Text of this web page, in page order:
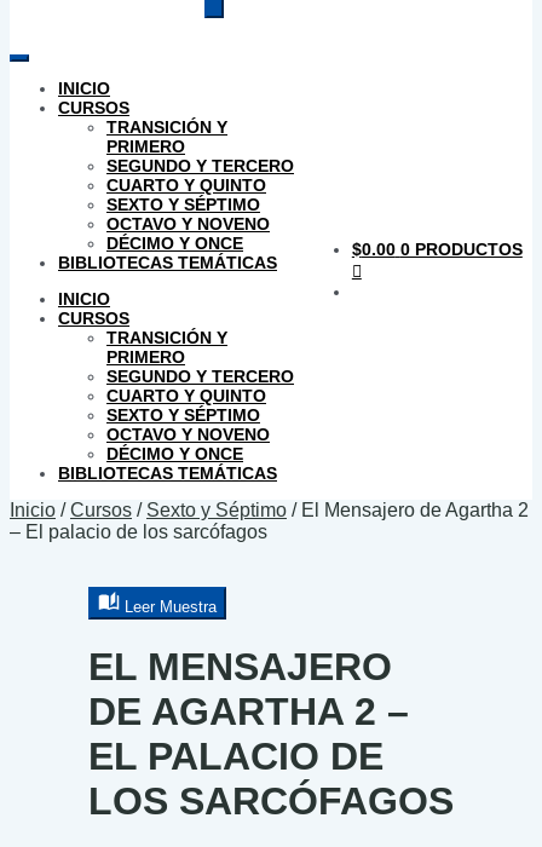
productos
INICIO
CURSOS
TRANSICIÓN Y
PRIMERO
SEGUNDO Y TERCERO
CUARTO Y QUINTO
SEXTO Y SÉPTIMO
OCTAVO Y NOVENO
DÉCIMO Y ONCE
BIBLIOTECAS TEMÁTICAS
INICIO
CURSOS
TRANSICIÓN Y
PRIMERO
SEGUNDO Y TERCERO
CUARTO Y QUINTO
SEXTO Y SÉPTIMO
OCTAVO Y NOVENO
DÉCIMO Y ONCE
BIBLIOTECAS TEMÁTICAS
$0.00 0 PRODUCTOS
Inicio /Cursos / Sexto y Séptimo / El Mensajero de Agartha 2
– El palacio de los sarcófagos
Leer Muestra
EL MENSAJERO
DE AGARTHA 2 –
EL PALACIO DE
LOS SARCÓFAGOS